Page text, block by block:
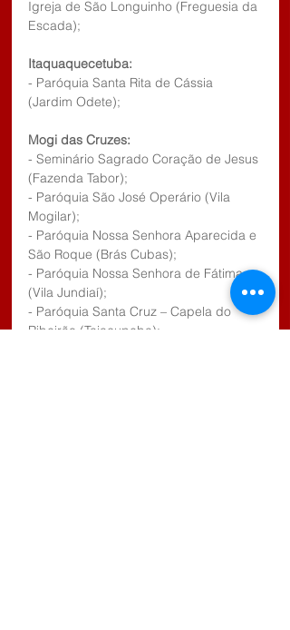
Igreja de São Longuinho (Freguesia da
Escada);
Itaquaquecetuba:
- Paróquia Santa Rita de Cássia
(Jardim Odete);
Mogi das Cruzes:
- Seminário Sagrado Coração de Jesus
(Fazenda Tabor);
- Paróquia São José Operário (Vila
Mogilar);
- Paróquia Nossa Senhora Aparecida e
São Roque (Brás Cubas);
- Paróquia Nossa Senhora de Fátima
(Vila Jundiaí);
- Paróquia Santa Cruz – Capela do
Ribeirão (Taiaçupeba);